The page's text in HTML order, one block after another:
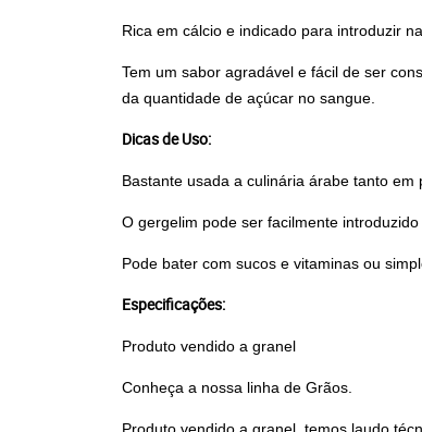
Rica em cálcio e indicado para introduzir
Tem um sabor agradável e fácil de ser
da quantidade de açúcar no sangue.
Dicas de Uso:
Bastante usada a culinária árabe tanto em
O gergelim pode ser facilmente introduzido
Pode bater com sucos e vitaminas ou
Especificações:
Produto vendido a granel
Conheça a nossa linha de Grãos